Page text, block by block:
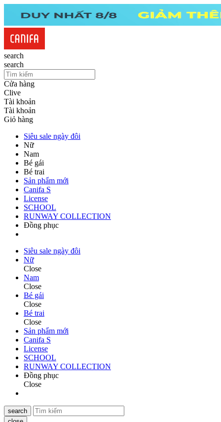
search
search
Cửa hàng
Clive
Tài khoản
Tài khoản
Giỏ hàng
Siêu sale ngày đôi
Nữ
Nam
Bé gái
Bé trai
Sản phẩm mới
Canifa S
License
SCHOOL
RUNWAY COLLECTION
Đồng phục
Siêu sale ngày đôi
Nữ
Close
Nam
Close
Bé gái
Close
Bé trai
Close
Sản phẩm mới
Canifa S
License
SCHOOL
RUNWAY COLLECTION
Đồng phục
Close
search